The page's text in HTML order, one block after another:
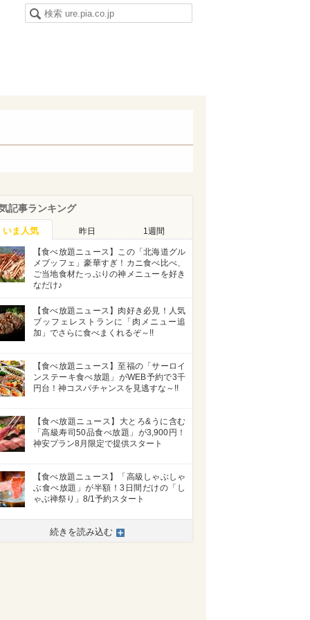
記事ランキング
いま人気 昨日 1週間
【食べ放題ニュース】この「北海道グル
メブッフェ」豪華すぎ！カニ食べ比べ、
ご当地食材たっぷりの神メニューを好き
なだけ♪
【食べ放題ニュース】肉好き必見！人気
ブッフェレストランに「肉メニュー追
加」でさらに食べまくれるぞ～!!
【食べ放題ニュース】至福の「サーロイ
ンステーキ食べ放題」がWEB予約で3千
円台！神コスパチャンスを見逃すな～!!
【食べ放題ニュース】大とろ&うに含む
「高級寿司50品食べ放題」が3,900円！
神安プラン8月限定で提供スタート
【食べ放題ニュース】「高級しゃぶしゃ
ぶ食べ放題」が半額！3日間だけの「し
ゃぶ禅祭り」8/1予約スタート
続きを読み込む